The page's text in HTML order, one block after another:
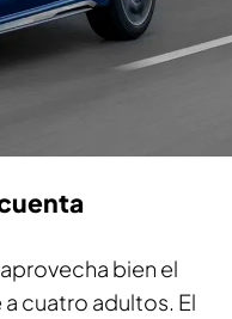
bien el
cuatro adultos. El